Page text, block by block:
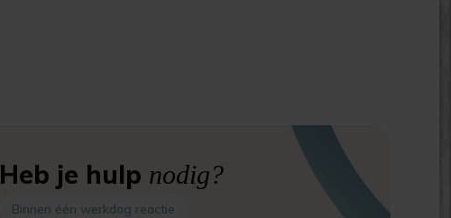
Heb je hulp nodig?
Binnen één werkdag reactie